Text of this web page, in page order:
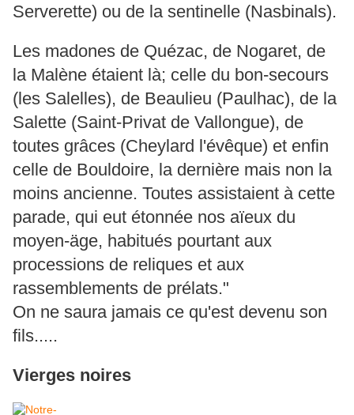
Serverette) ou de la sentinelle (Nasbinals).
Les madones de Quézac, de Nogaret, de
la Malène étaient là; celle du bon-secours
(les Salelles), de Beaulieu (Paulhac), de la
Salette (Saint-Privat de Vallongue), de
toutes grâces (Cheylard l'évêque) et enfin
celle de Bouldoire, la dernière mais non la
moins ancienne. Toutes assistaient à cette
parade, qui eut étonnée nos aïeux du
moyen-äge, habitués pourtant aux
processions de reliques et aux
rassemblements de prélats."
On ne saura jamais ce qu'est devenu son
fils.....
Vierges noires